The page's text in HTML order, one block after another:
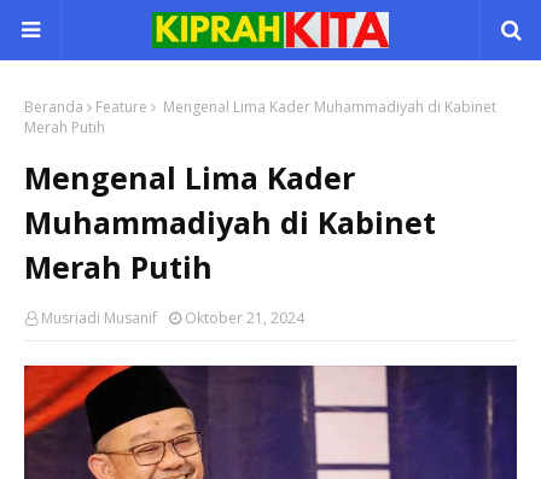
Beranda Feature
Mengenal Lima Kader Muhammadiyah di Kabinet
Merah Putih
Mengenal Lima Kader
Muhammadiyah di Kabinet
Merah Putih
Musriadi Musanif Oktober 21, 2024